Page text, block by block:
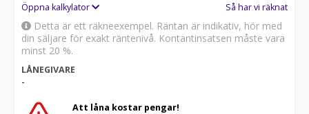
Öppna kalkylator Så har vi räknat
Detta är ett räkneexempel. Räntan är indikativ, hör med
din säljare för exakt räntenivå. Kontantinsatsen måste vara
minst 20 %.
LÅNEGIVARE
-
Att låna kostar pengar!